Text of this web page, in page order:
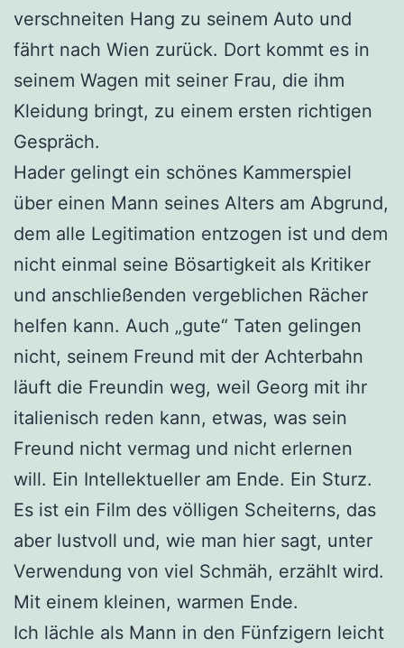
verschneiten Hang zu seinem Auto und
fährt nach Wien zurück. Dort kommt es in
seinem Wagen mit seiner Frau, die ihm
Kleidung bringt, zu einem ersten richtigen
Gespräch.
Hader gelingt ein schönes Kammerspiel
über einen Mann seines Alters am Abgrund,
dem alle Legitimation entzogen ist und dem
nicht einmal seine Bösartigkeit als Kritiker
und anschließenden vergeblichen Rächer
helfen kann. Auch „gute“ Taten gelingen
nicht, seinem Freund mit der Achterbahn
läuft die Freundin weg, weil Georg mit ihr
italienisch reden kann, etwas, was sein
Freund nicht vermag und nicht erlernen
will. Ein Intellektueller am Ende. Ein Sturz.
Es ist ein Film des völligen Scheiterns, das
aber lustvoll und, wie man hier sagt, unter
Verwendung von viel Schmäh, erzählt wird.
Mit einem kleinen, warmen Ende.
Ich lächle als Mann in den Fünfzigern leicht